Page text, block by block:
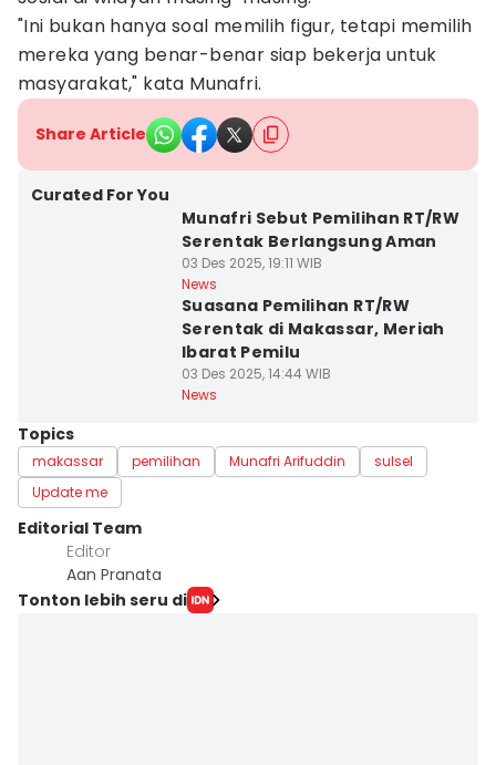
"Ini bukan hanya soal memilih figur, tetapi memilih
mereka yang benar-benar siap bekerja untuk
masyarakat," kata Munafri.
Share Article
Curated For You
Munafri Sebut Pemilihan RT/RW
Serentak Berlangsung Aman
03 Des 2025, 19:11 WIB
News
Suasana Pemilihan RT/RW
Serentak di Makassar, Meriah
Ibarat Pemilu
03 Des 2025, 14:44 WIB
News
Topics
makassar pemilihan Munafri Arifuddin
sulsel
Update me
Editorial Team
Editor
Aan Pranata
Tonton lebih seru di